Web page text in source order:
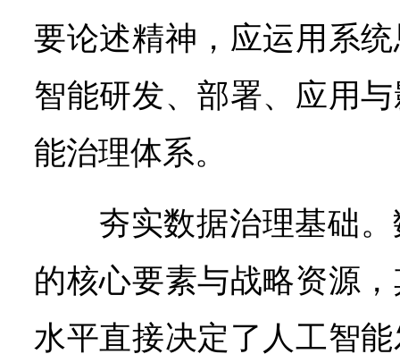
要论述精神，应运用系
智能研发、部署、应用
能治理体系。
夯实数据治理基础
的核心要素与战略资源
水平直接决定了人工智